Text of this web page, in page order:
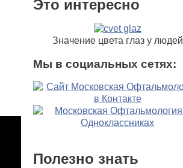
Это интересно
Значение цвета глаз у людей
Мы в социальных сетях:
Полезно знать